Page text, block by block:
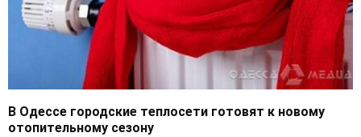
В Одессе городские теплосети готовят к новому
отопительному сезону